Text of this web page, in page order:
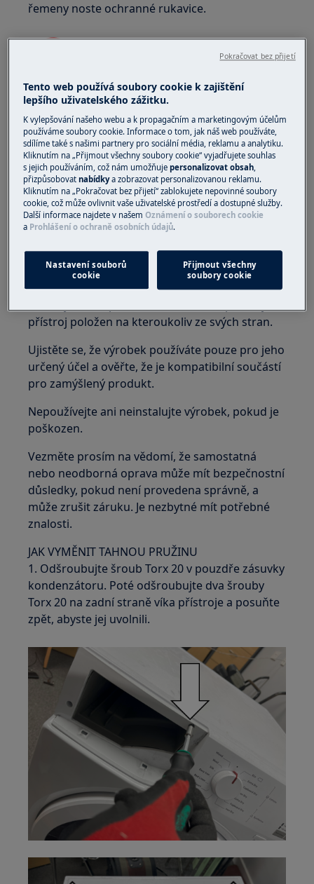
řemeny noste ochranné rukavice.
UPOZORNĚNÍ!NEBEZPEČÍ UDUŠENÍ
Malé části nejsou vhodné pro děti do 3 let.
Uchovávejte všechny malé části a obaly mimo
dosah dětí.
Produkt by měli používat nebo instalovat pouze
dospělí.
přístroji. Vždy vyprázdněte přístroj od veškeré
vody. Jakákoli údržba by měla být prováděna s
přístrojem postaveným vzpřímeně. Zbývající
přístroj položen na kteroukoliv ze svých stran.
Ujistěte se, že výrobek používáte pouze pro jeho
určený účel a ověřte, že je kompatibilní součástí
pro zamýšlený produkt.
Nepoužívejte ani neinstalujte výrobek, pokud je
poškozen.
Vezměte prosím na vědomí, že samostatná
nebo neodborná oprava může mít bezpečnostní
důsledky, pokud není provedena správně, a
může zrušit záruku. Je nezbytné mít potřebné
znalosti.
JAK VYMĚNIT TAHNOU PRUŽINU
1. Odšroubujte šroub Torx 20 v pouzdře zásuvky
kondenzátoru. Poté odšroubujte dva šrouby
Torx 20 na zadní straně víka přístroje a posuňte
zpět, abyste jej uvolnili.
Tento web používá soubory cookie k zajištění
lepšího uživatelského zážitku.
K vylepšování našeho webu a k propagačním a marketingovým účelům
používáme soubory cookie. Informace o tom, jak náš web používáte,
sdílíme také s našimi partnery pro sociální média, reklamu a analytiku.
Kliknutím na „Přijmout všechny soubory cookie“ vyjadřujete souhlas
s jejich používáním, což nám umožňujepersonalizovat obsah
přizpůsobovatnabídkya zobrazovat personalizovanou reklamu.
Kliknutím na „Pokračovat bez přijetí“ zablokujete nepovinné soubory
cookie, což může ovlivnit vaše uživatelské prostředí a dostupné služby.
Další informace najdete v našemOznámení o souborech cookie
a Prohlášení o ochraně osobních údajů.
Nastavení souborů
cookie
Přijmout všechny
soubory cookie
Pokračovat bez přijetí